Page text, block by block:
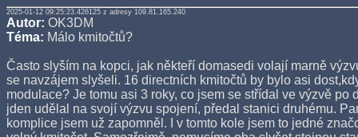
2025-01-12 09:25:23.426125 z adresy 109.81.165.240
Autor: OK3DM
Téma: Málo kmitočtů?
Často slyším na kopci, jak někteří domasedi volají marně
se navzájem slyšeli. 16 directních kmitočtů by bylo asi
modulace? Je tomu asi 3 roky, co jsem se střídal ve výzvě po
jden udělal na svojí výzvu spojení, předal stanici druhému.
komplice jsem už zapomněl. I v tomto kole jsem to jedné